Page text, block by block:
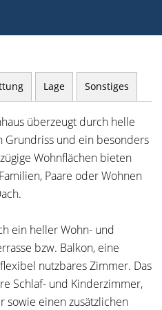
Lage Sonstiges
überzeugt durch helle
Grundriss und ein besonders
Wohnflächen bieten
Paare oder Wohnen
ein heller Wohn- und
bzw. Balkon, eine
nutzbares Zimmer. Das
Schlaf- und Kinderzimmer,
sowie einen zusätzlichen